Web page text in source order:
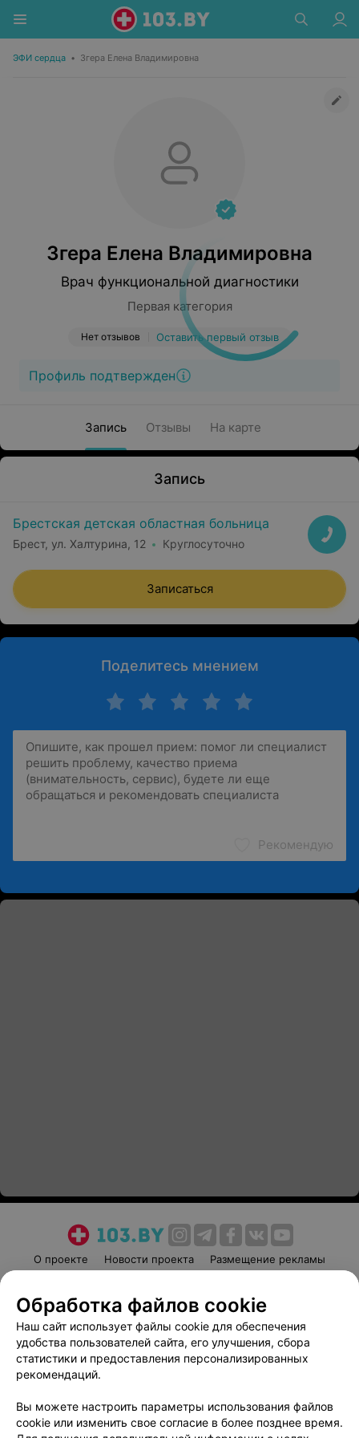
ЭФИ сердца • Згера Елена Владимировна
Згера Елена Владимировна
Врач функциональной диагностики
Первая категория
Нет отзывов Оставить первый отзыв
Профиль подтвержден
Запись Отзывы На карте
Запись
Брестская детская областная больница
Брест, ул. Халтурина, 12 Круглосуточно
Записаться
Поделитесь мнением
Рекомендую
О проекте Новости проекта
Размещение рекламы
Пользовательское соглашение
Способы оплаты
Вакансии
Партнеры
Написать руководителю 103.by
Обработка персональных данных
Обработка файлов cookie
Наш сайт использует файлы cookie для обеспечения
удобства пользователей сайта, его улучшения, сбора
статистики и предоставления персонализированных
рекомендаций.
Вы можете настроить параметры использования файлов
cookie или изменить свое согласие в более позднее время.